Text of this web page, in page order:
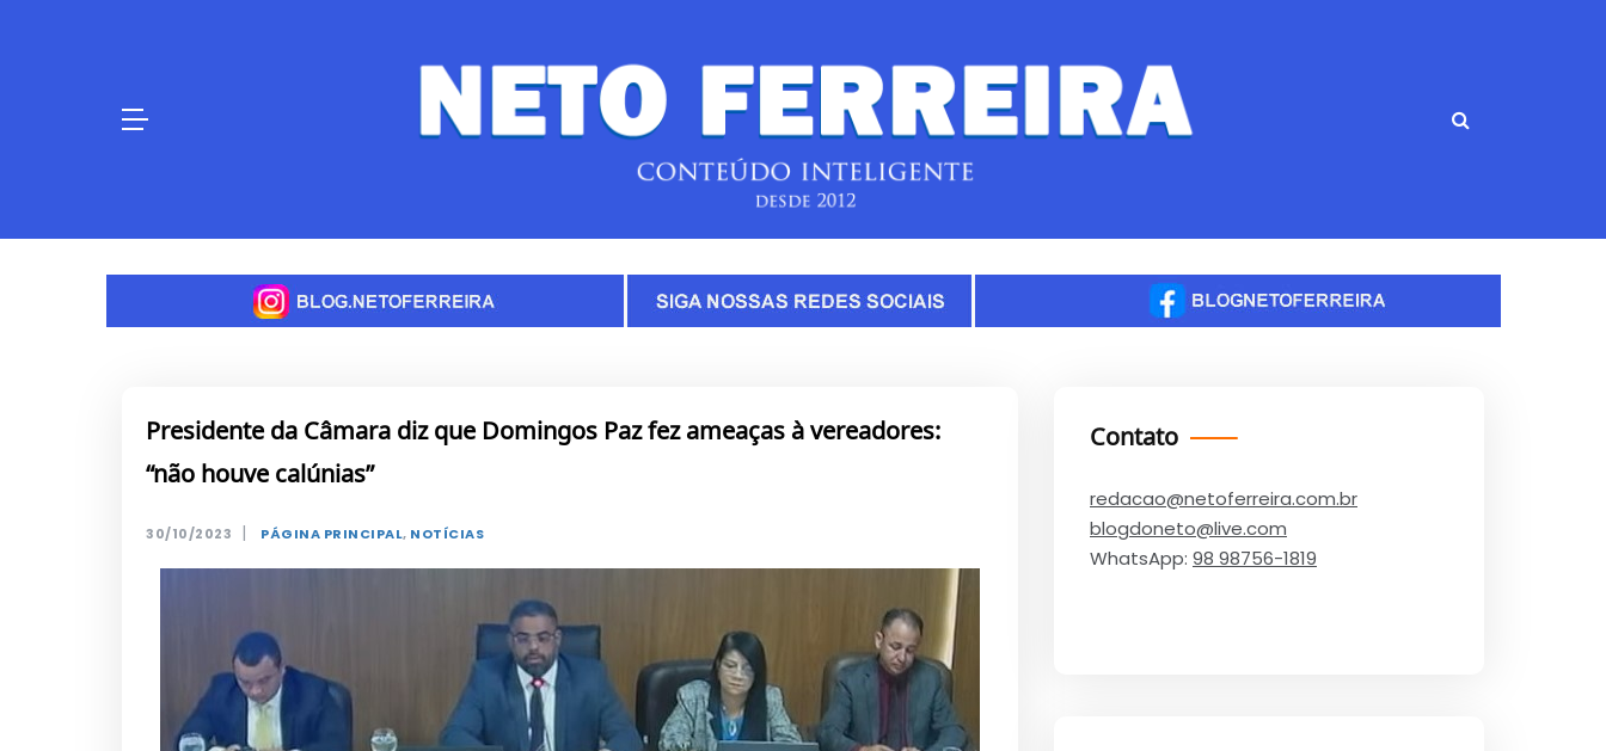
Presidente da Câmara diz que Domingos Paz fez ameaças à vereadores:
“não houve calúnias”
30/10/2023 | PÁGINA PRINCIPAL, NOTÍCIAS
Contato
redacao@netoferreira.com.br
blogdoneto@live.com
WhatsApp: 98 98756-1819